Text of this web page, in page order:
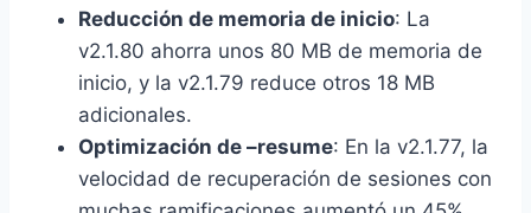
Reducción de memoria de inicio: La
v2.1.80 ahorra unos 80 MB de memoria de
inicio, y la v2.1.79 reduce otros 18 MB
adicionales.
Optimización de –resume: En la v2.1.77, la
velocidad de recuperación de sesiones con